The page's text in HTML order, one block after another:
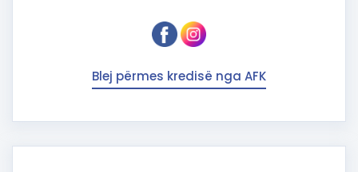
Blej përmes kredisë nga AFK